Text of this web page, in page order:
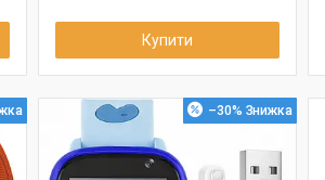
Купити
–30%